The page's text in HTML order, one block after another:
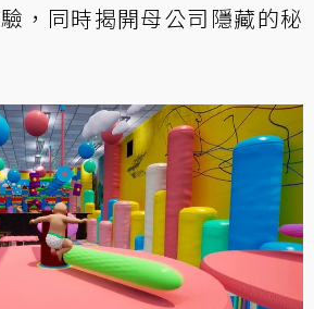
，同時揭開母公司隱藏的秘